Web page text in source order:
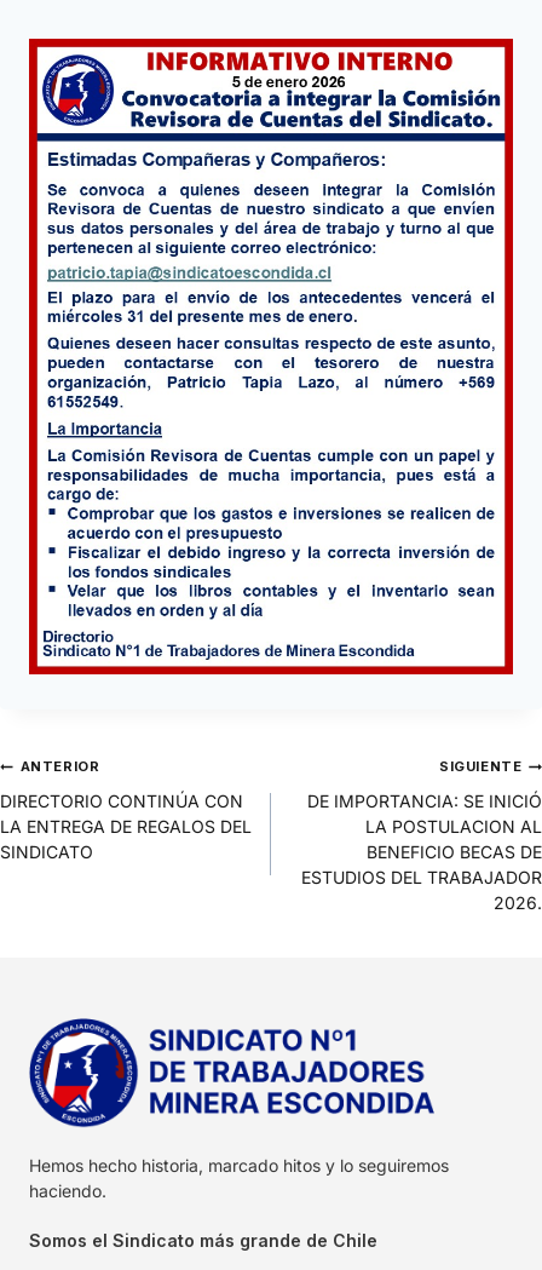
ANTERIOR
DIRECTORIO CONTINÚA CON
LA ENTREGA DE REGALOS DEL
SINDICATO
SIGUIENTE
DE IMPORTANCIA: SE INICIÓ
LA POSTULACION AL
BENEFICIO BECAS DE
ESTUDIOS DEL TRABAJADOR
2026.
Hemos hecho historia, marcado hitos y lo seguiremos
haciendo.
Somos el Sindicato más grande de Chile